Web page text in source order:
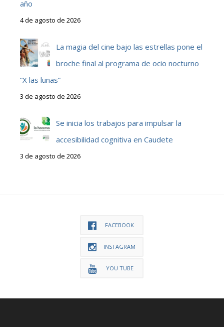
año
4 de agosto de 2026
La magia del cine bajo las estrellas pone el
broche final al programa de ocio nocturno
“X las lunas”
3 de agosto de 2026
Se inicia los trabajos para impulsar la
accesibilidad cognitiva en Caudete
3 de agosto de 2026
FACEBOOK
INSTAGRAM
YOU TUBE